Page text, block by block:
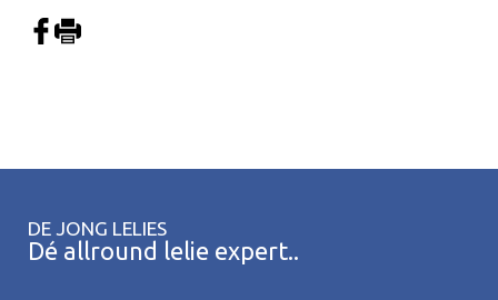
DE JONG LELIES
Dé allround lelie expert..